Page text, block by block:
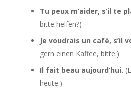
Tu peux m’aider, s’il te
bitte helfen?)
Je voudrais un café, s’il
gern einen Kaffee, bitte.)
Il fait beau aujourd’hui.
heute.)